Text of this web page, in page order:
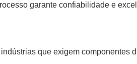
garante confiabilidade e
que exigem componentes